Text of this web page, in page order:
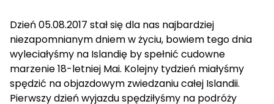
Dzień 05.08.2017 stał się dla nas najbardziej
niezapomnianym dniem w życiu, bowiem tego dnia
wyleciałyśmy na Islandię by spełnić cudowne
marzenie 18-letniej Mai. Kolejny tydzień miałyśmy
spędzić na objazdowym zwiedzaniu całej Islandii.
Pierwszy dzień wyjazdu spędziłyśmy na podróży